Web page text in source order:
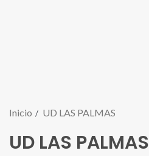
Inicio UD LAS PALMAS
UD LAS PALMAS